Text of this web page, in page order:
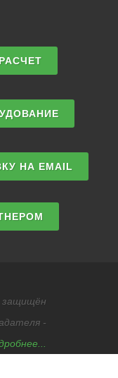
НА EMAIL
защищён
-